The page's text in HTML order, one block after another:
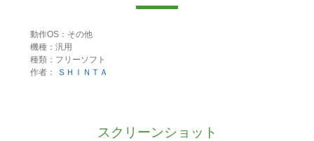
動作OS：その他
機種：汎用
種類：フリーソフト
作者：
ＳＨＩＮＴＡ
スクリーンショット